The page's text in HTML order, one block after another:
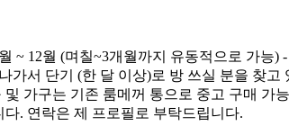
~ 12월 (며칠~3개월까지 유동적으로 가
가서 단기 (한 달 이상)로 방 쓰실 분을 찾
가구는 기존 룸메꺼 통으로 중고 구매
. 연락은 제 프로필로 부탁드립니다.